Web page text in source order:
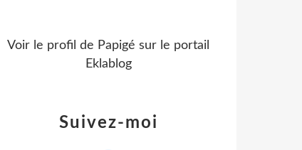
Suivez-moi
Voir le profil de Papigé sur le portail
Eklablog